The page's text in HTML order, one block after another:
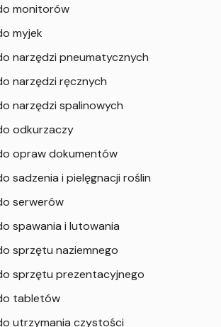
monitorów
myjek
narzędzi pneumatycznych
narzędzi ręcznych
narzędzi spalinowych
odkurzaczy
opraw dokumentów
sadzenia i pielęgnacji roślin
serwerów
spawania i lutowania
sprzętu naziemnego
sprzętu prezentacyjnego
tabletów
utrzymania czystości